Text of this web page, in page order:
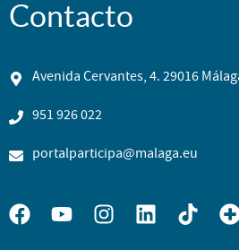
Contacto
Avenida Cervantes, 4. 29016
951 926 022
portalparticipa@malaga.eu